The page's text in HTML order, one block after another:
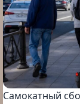
Самокатный